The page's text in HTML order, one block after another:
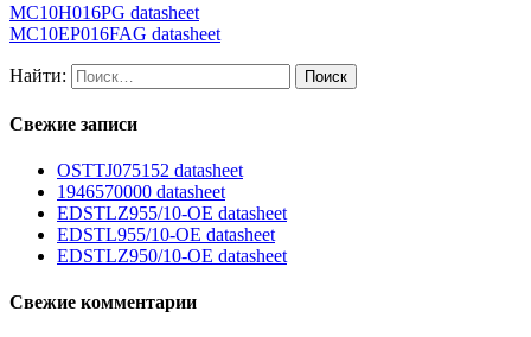
MC10H016PG datasheet
MC10EP016FAG datasheet
Найти:
Свежие записи
OSTTJ075152 datasheet
1946570000 datasheet
EDSTLZ955/10-OE datasheet
EDSTL955/10-OE datasheet
EDSTLZ950/10-OE datasheet
Свежие комментарии